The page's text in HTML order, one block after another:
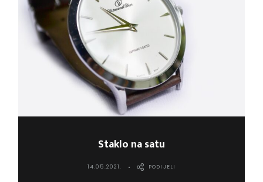
Staklo na satu
14.05.2021. PODIJELI